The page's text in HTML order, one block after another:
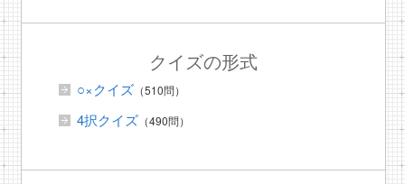
クイズの形式
○×クイズ（510問）
4択クイズ（490問）